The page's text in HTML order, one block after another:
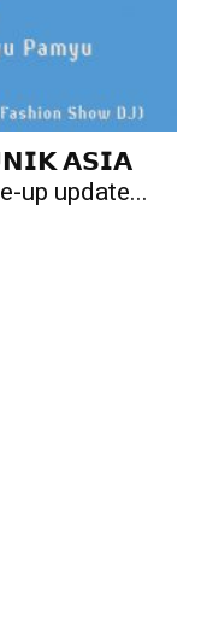
𝗔𝗦𝗜𝗔
update...